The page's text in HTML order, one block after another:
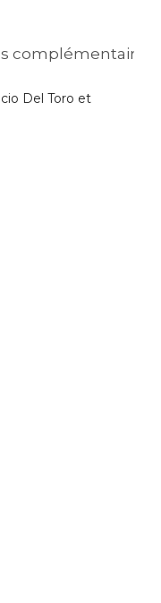
complémentaires
Del Toro et